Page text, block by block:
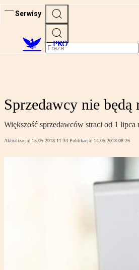
Serwisy
PRO
Sprzedawcy nie
Większość sprzedawców straci od 1
Aktualizacja: 15.05.2018 11:34 Publikacja: 14.05.2018 08:26